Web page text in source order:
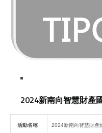
2024新南向智慧財產
活動名稱 2024新南向智慧財產